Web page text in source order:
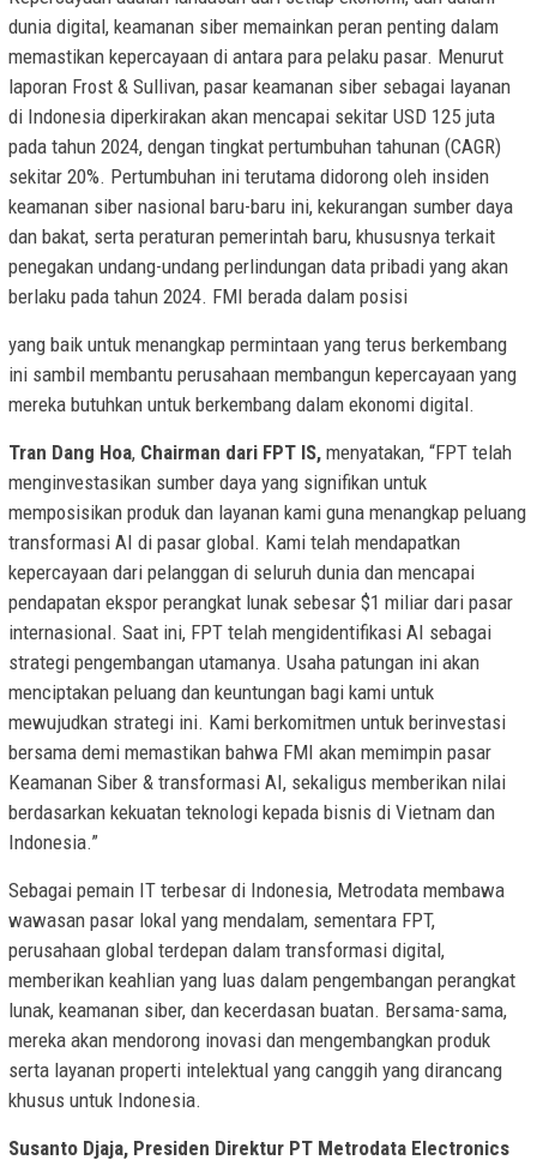
dunia digital, keamanan siber memainkan peran penting dalam
memastikan kepercayaan di antara para pelaku pasar. Menurut
laporan Frost & Sullivan, pasar keamanan siber sebagai layanan
di Indonesia diperkirakan akan mencapai sekitar USD 125 juta
pada tahun 2024, dengan tingkat pertumbuhan tahunan (CAGR)
sekitar 20%. Pertumbuhan ini terutama didorong oleh insiden
keamanan siber nasional baru-baru ini, kekurangan sumber daya
dan bakat, serta peraturan pemerintah baru, khususnya terkait
penegakan undang-undang perlindungan data pribadi yang akan
berlaku pada tahun 2024. FMI berada dalam posisi
yang baik untuk menangkap permintaan yang terus berkembang
ini sambil membantu perusahaan membangun kepercayaan yang
mereka butuhkan untuk berkembang dalam ekonomi digital.
Tran Dang Hoa, Chairman dari FPT IS, menyatakan, “FPT telah
menginvestasikan sumber daya yang signifikan untuk
memposisikan produk dan layanan kami guna menangkap peluang
transformasi AI di pasar global. Kami telah mendapatkan
kepercayaan dari pelanggan di seluruh dunia dan mencapai
pendapatan ekspor perangkat lunak sebesar $1 miliar dari pasar
internasional. Saat ini, FPT telah mengidentifikasi AI sebagai
strategi pengembangan utamanya. Usaha patungan ini akan
menciptakan peluang dan keuntungan bagi kami untuk
mewujudkan strategi ini. Kami berkomitmen untuk berinvestasi
bersama demi memastikan bahwa FMI akan memimpin pasar
Keamanan Siber & transformasi AI, sekaligus memberikan nilai
berdasarkan kekuatan teknologi kepada bisnis di Vietnam dan
Indonesia.”
Sebagai pemain IT terbesar di Indonesia, Metrodata membawa
wawasan pasar lokal yang mendalam, sementara FPT,
perusahaan global terdepan dalam transformasi digital,
memberikan keahlian yang luas dalam pengembangan perangkat
lunak, keamanan siber, dan kecerdasan buatan. Bersama-sama,
mereka akan mendorong inovasi dan mengembangkan produk
serta layanan properti intelektual yang canggih yang dirancang
khusus untuk Indonesia.
Susanto Djaja, Presiden Direktur PT Metrodata Electronics